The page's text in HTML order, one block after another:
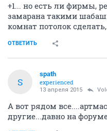
+1... но есть ли фирмы,
замарана такими
комнат потолок
ОТВЕТИТЬ
S
spath
experienced
13 апреля 2015
А вот рядом
другие...давно на